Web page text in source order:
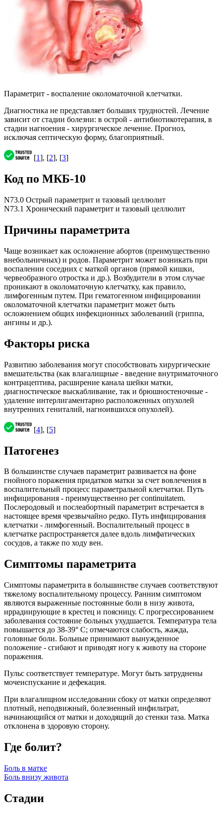
Параметрит - воспаление околоматочной клетчатки.
Диагностика не представляет больших трудностей. Лечение
зависит от стадии болезни: в острой - антибиотикотерапия, в
стадии нагноения - хирургическое лечение. Прогноз,
исключая септическую форму, благоприятный.
[1], [2], [3]
Код по МКБ-10
N73.0 Острый параметрит и тазовый целлюлит
N73.1 Хронический параметрит и тазовый целлюлит
Причины параметрита
Чаще возникает как осложнение абортов (преимущественно
внебольничных) и родов. Параметрит может возникать при
воспалении соседних с маткой органов (прямой кишки,
червеобразного отростка и др.). Возбудители в этом случае
проникают в околоматочную клетчатку, как правило,
лимфогенным путем. При гематогенном инфицировании
околоматочной клетчатки параметрит может быть
осложнением общих инфекционных заболеваний (гриппа,
ангины и др.).
Факторы риска
Развитию заболевания могут способствовать хирургические
вмешательства (как влагалищные - введение внутриматочного
контрацептива, расширение канала шейки матки,
диагностическое выскабливание, так и брюшностеночные -
удаление интерлигаментарно расположенных опухолей
внутренних гениталий, нагноившихся опухолей).
[4], [5]
Патогенез
В большинстве случаев параметрит развивается на фоне
гнойного поражения придатков матки за счет вовлечения в
воспалительный процесс параметральной клетчатки. Путь
инфицирования - преимущественно per continuitatem.
Послеродовый и послеабортный параметрит встречается в
настоящее время чрезвычайно редко. Путь инфицирования
клетчатки - лимфогенный. Воспалительный процесс в
клетчатке распространяется далее вдоль лимфатических
сосудов, а также по ходу вен.
Симптомы параметрита
Симптомы параметрита в большинстве случаев соответствуют
тяжелому воспалительному процессу. Ранним симптомом
являются выраженные постоянные боли в низу живота,
иррадиирующие в крестец и поясницу. С прогрессированием
заболевания состояние больных ухудшается. Температура тела
повышается до 38-39° С; отмечаются слабость, жажда,
головные боли. Больные принимают вынужденное
положение - сгибают и приводят ногу к животу на стороне
поражения.
Пульс соответствует температуре. Могут быть затруднены
мочеиспускание и дефекация.
При влагалищном исследовании сбоку от матки определяют
плотный, неподвижный, болезненный инфильтрат,
начинающийся от матки и доходящий до стенки таза. Матка
отклонена в здоровую сторону.
Где болит?
Боль в матке
Боль внизу живота
Стадии